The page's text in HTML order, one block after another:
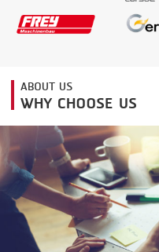
MEMBRANING
PEELING
SEARING
SKIN PACK
SKINNING
SLICING
SMOKING
ABOUT US
WHY CHOOSE US